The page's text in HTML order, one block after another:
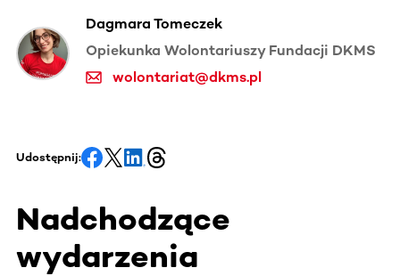
Dagmara Tomeczek
Opiekunka Wolontariuszy Fundacji DKMS
wolontariat@dkms.pl
Udostępnij:
Nadchodzące
wydarzenia